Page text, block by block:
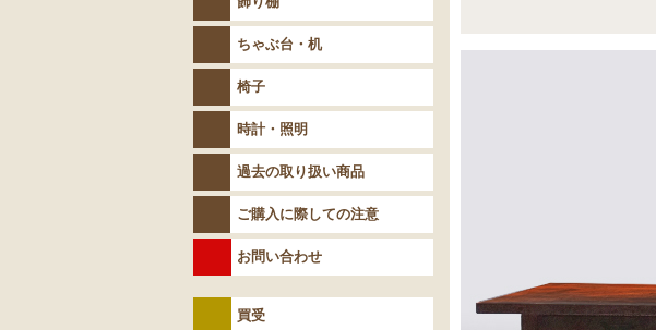
ちゃぶ台・机
椅子
時計・照明
過去の取り扱い商品
ご購入に際しての注意
お問い合わせ
買受